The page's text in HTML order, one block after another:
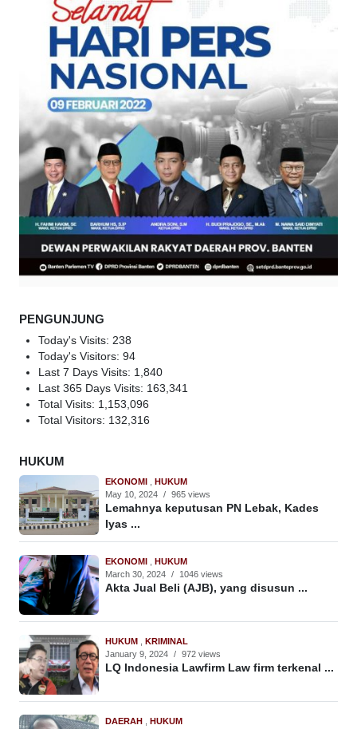
PENGUNJUNG
Today's Visits: 238
Today's Visitors: 94
Last 7 Days Visits: 1,840
Last 365 Days Visits: 163,341
Total Visits: 1,153,096
Total Visitors: 132,316
HUKUM
EKONOMI , HUKUM
May 10, 2024 / 965 views
Lemahnya keputusan PN Lebak, Kades
Iyas ...
EKONOMI , HUKUM
March 30, 2024 / 1046 views
Akta Jual Beli (AJB), yang disusun ...
HUKUM , KRIMINAL
January 9, 2024 / 972 views
LQ Indonesia Lawfirm Law firm terkenal ...
DAERAH , HUKUM